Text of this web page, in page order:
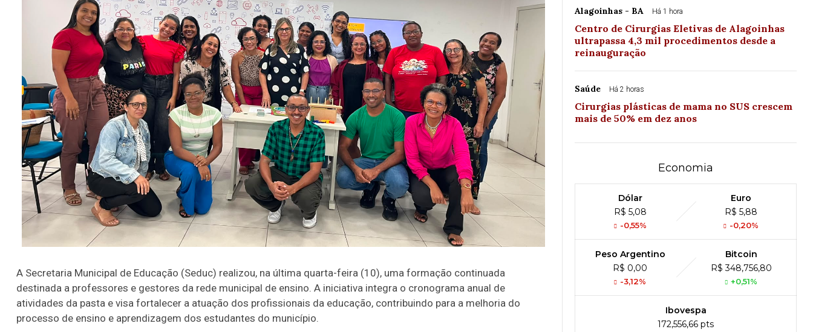
A Secretaria Municipal de Educação (Seduc) realizou, na última quarta-feira (10), uma formação continuada
destinada a professores e gestores da rede municipal de ensino. A iniciativa integra o cronograma anual de
atividades da pasta e visa fortalecer a atuação dos profissionais da educação, contribuindo para a melhoria do
processo de ensino e aprendizagem dos estudantes do município.
Alagoinhas - BA Há 1 hora
Centro de Cirurgias Eletivas de Alagoinhas
ultrapassa 4,3 mil procedimentos desde a
reinauguração
Saúde Há 2 horas
Cirurgias plásticas de mama no SUS crescem
mais de 50% em dez anos
Economia
Dólar
R$ 5,08
-0,55%
Euro
R$ 5,88
-0,20%
Peso Argentino
R$ 0,00
-3,12%
Bitcoin
R$ 348,756,80
+0,51%
Ibovespa
172,556,66 pts